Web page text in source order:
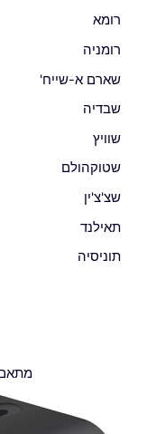
רומא
רומניה
שארם א-שייח'
שבדיה
שוויץ
שטוקהולם
שצ'צ'ין
תאילנד
תוניסיה
מתאם